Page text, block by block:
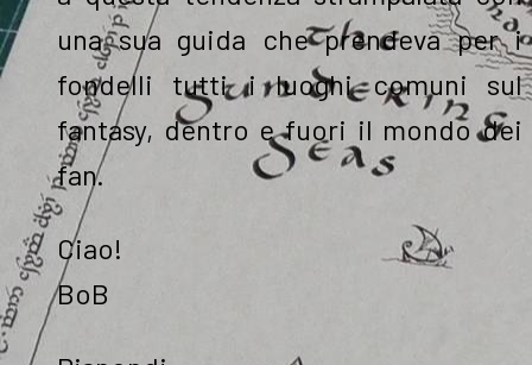
una sua guida che prendeva per i
fondelli tutti i luoghi comuni sul
fantasy, dentro e fuori il mondo dei
fan.
Ciao!
BoB